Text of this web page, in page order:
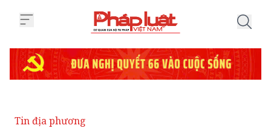
Bắc Ninh thành lập Tổ công tác liên ngành kiểm tra kê khai